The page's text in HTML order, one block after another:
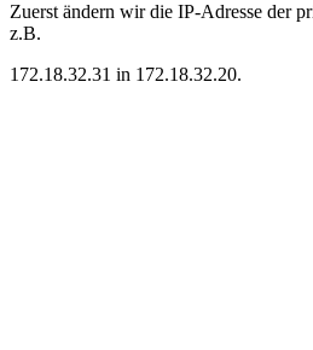
Zuerst ändern wir die IP-Adresse der
z.B.
172.18.32.31 in 172.18.32.20.